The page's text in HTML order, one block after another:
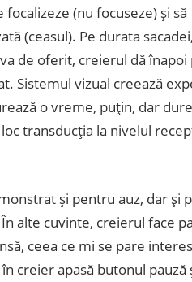
(nu focuseze) şi să
(ceasul). Pe durata
de oferit, creierul dă înapoi
Sistemul vizual creează
o vreme, puţin, dar
transducţia la nivelul
şi pentru auz, dar şi
alte cuvinte, creierul face
ceea ce mi se pare
creier apasă butonul pauză